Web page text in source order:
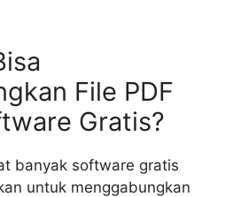
File PDF
Gratis?
banyak software gratis
untuk menggabungkan